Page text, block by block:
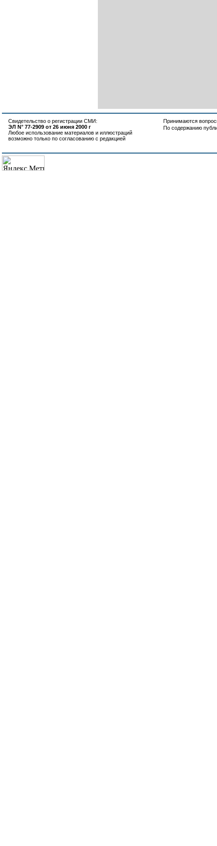
Свидетельство о регистрации СМИ:
ЭЛ N° 77-2909 от 26 июня 2000 г
Любое использование материалов и иллюстраций
возможно только по согласованию с редакцией
Принимаются
По содержанию